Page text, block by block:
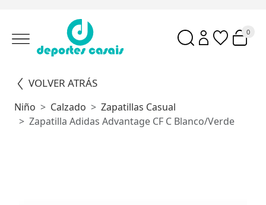
0
VOLVER ATRÁS
Niño Calzado
Zapatillas Casual
Zapatilla Adidas Advantage CF C Blanco/Verde